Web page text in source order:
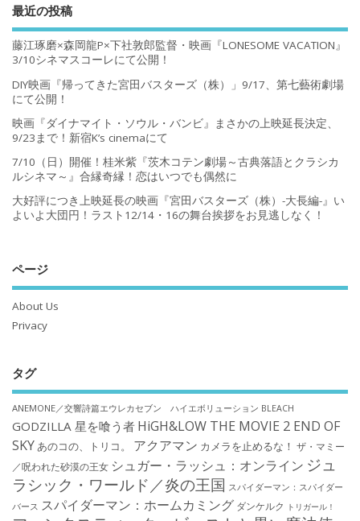
最近の投稿
藤江琢磨×森岡龍P×下社敦郎監督・映画『LONESOME VACATION』
3/10シネマスコーレにて公開！
DIY映画『帰ってきた宮田バスターズ（株）」9/17、第七藝術劇場
にて公開！
映画『ダイナマイト・ソウル・バンビ』まさかの上映延長決定、
9/23まで！新宿K’s cinemaにて
7/10（日）開催！桂米紫『茨木コテン劇場～古典落語とクラシカ
ルシネマ～』合縁奇縁！恋はいつでも偶然に
大好評につき上映延長の映画『宮田バスターズ（株）-大長編-』い
よいよ大団円！ラスト12/14・16の舞台挨拶をお見逃しなく！
ページ
About Us
Privacy
タグ
ANEMONE／交響詩篇エウレカセブン ハイエボリューション BLEACH
GODZILLA 星を喰う者 HiGH&LOW THE MOVIE 2 END OF
SKYあのコの、トリコ。 アクアマン カメラを止めるな！ ザ・マミー
／呪われた砂漠の王女 シュガー・ラッシュ：オンライン ジュ
ラシック・ワールド／炎の王国 スパイダーマン：スパイダー
バース スパイダーマン：ホームカミング ダンケルク トリガール！